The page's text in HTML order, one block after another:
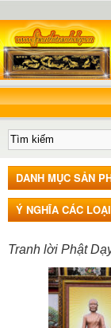
DANH MỤC SẢN
Ý NGHĨA CÁC
Tranh lời Phật